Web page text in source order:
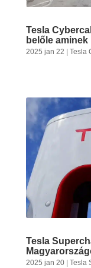
Tesla
belőle aminek
2025 jan 22 Tesla
Tesla
2025 jan 20| Tesla